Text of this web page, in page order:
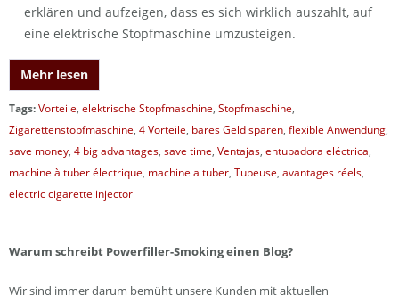
erklären und aufzeigen, dass es sich wirklich auszahlt, auf
eine elektrische Stopfmaschine umzusteigen.
Mehr lesen
Tags:Vorteile, elektrische Stopfmaschine, Stopfmaschine,
Zigarettenstopfmaschine, 4 Vorteile, bares Geld sparen, flexible Anwendung,
save money, 4 big advantages, save time, Ventajas, entubadora eléctrica,
machine à tuber électrique, machine a tuber, Tubeuse, avantages réels,
electric cigarette injector
Warum schreibt Powerfiller-Smoking einen Blog?
Wir sind immer darum bemüht unsere Kunden mit aktuellen